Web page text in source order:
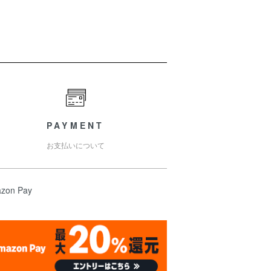
PAYMENT
お支払いについて
Pay